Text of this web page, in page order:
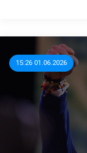
15:26 01.06.2026